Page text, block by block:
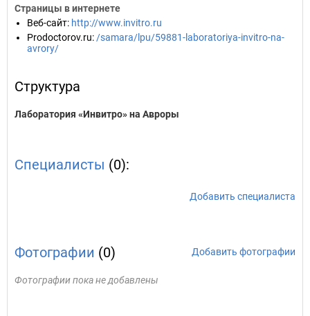
Страницы в интернете
Веб-сайт: http://www.invitro.ru
Prodoctorov.ru: /samara/lpu/59881-laboratoriya-invitro-na-
avrory/
Структура
Лаборатория «Инвитро» на Авроры
Специалисты (0):
Добавить специалиста
Фотографии (0) Добавить фотографии
Фотографии пока не добавлены